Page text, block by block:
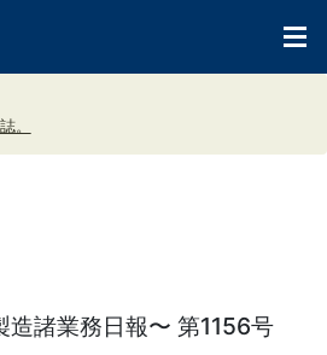
。
造諸業務日報〜 第1156号